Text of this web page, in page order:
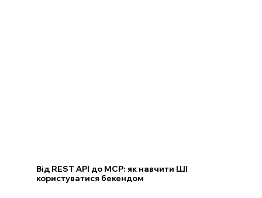
Від REST API до MCP: як навчити ШІ
користуватися бекендом